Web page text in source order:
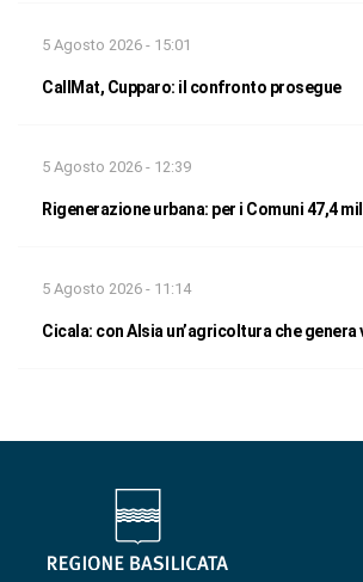
5 Agosto 2026 - 15:01
CallMat, Cupparo: il confronto prosegue
5 Agosto 2026 - 12:39
Rigenerazione urbana: per i Comuni 47,4
5 Agosto 2026 - 11:14
Cicala: con Alsia un’agricoltura che genera